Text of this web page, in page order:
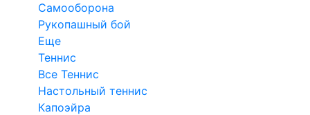
Самооборона
Рукопашный бой
Еще
Теннис
Все Теннис
Настольный теннис
Капоэйра